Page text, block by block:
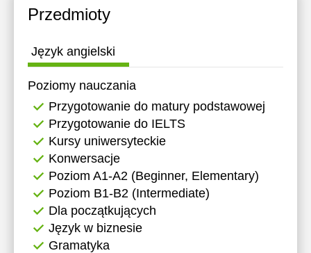
Przedmioty
Język angielski
Poziomy nauczania
Przygotowanie do matury podstawowej
Przygotowanie do IELTS
Kursy uniwersyteckie
Konwersacje
Poziom A1-A2 (Beginner, Elementary)
Poziom B1-B2 (Intermediate)
Dla początkujących
Język w biznesie
Gramatyka
11:30
17:00
17:30
18:00
18:30
19:00
17:00
17:30
18:00